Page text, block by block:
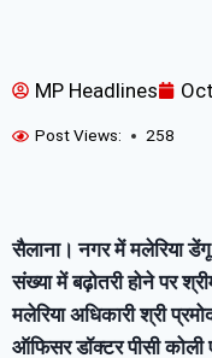
MP Headlines
Post Views: 258
सैलाना। नगर में मलेरिया
संख्या में बढ़ोतरी होने पर
मलेरिया अधिकारी श्री
ऑफिसर डॉक्टर पीसी